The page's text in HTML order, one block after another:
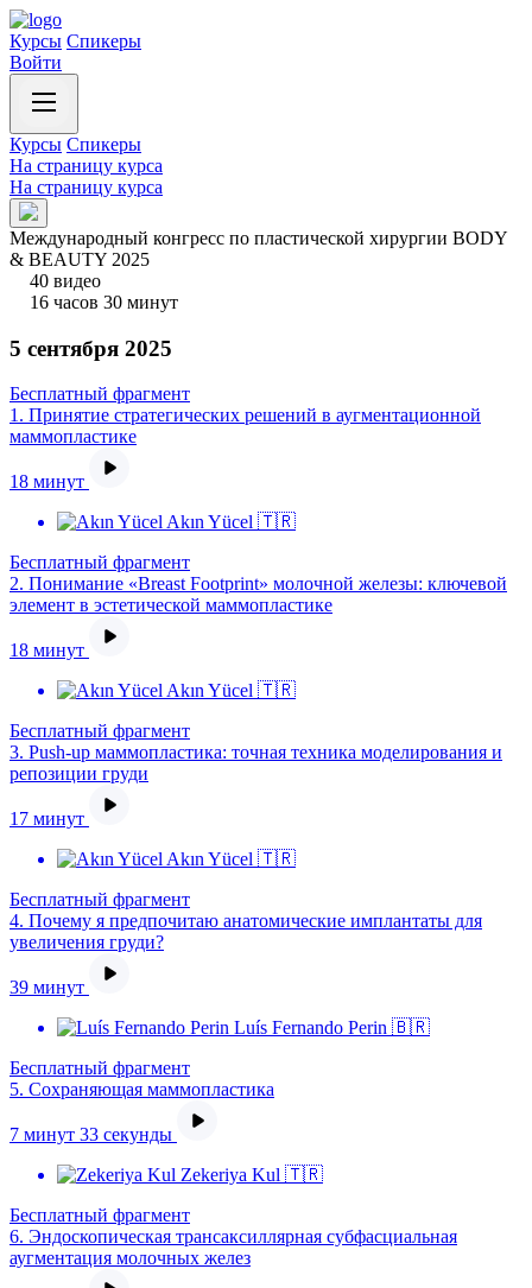
Курсы Спикеры
Войти
Курсы Спикеры
На страницу курса
На страницу курса
Международный конгресс по пластической хирургии BODY
& BEAUTY 2025
40 видео
16 часов 30 минут
5 сентября 2025
Бесплатный фрагмент
1. Принятие стратегических решений в аугментационной
маммопластике
18 минут
Akın Yücel 🇹🇷
Бесплатный фрагмент
2. Понимание «Breast Footprint» молочной железы: ключевой
элемент в эстетической маммопластике
18 минут
Akın Yücel 🇹🇷
Бесплатный фрагмент
3. Push-up маммопластика: точная техника моделирования и
репозиции груди
17 минут
Akın Yücel 🇹🇷
Бесплатный фрагмент
4. Почему я предпочитаю анатомические имплантаты для
увеличения груди?
39 минут
Luís Fernando Perin 🇧🇷
Бесплатный фрагмент
5. Сохраняющая маммопластика
7 минут 33 секунды
Zekeriya Kul 🇹🇷
Бесплатный фрагмент
6. Эндоскопическая трансаксиллярная субфасциальная
аугментация молочных желез